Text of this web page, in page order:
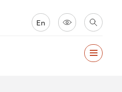
En